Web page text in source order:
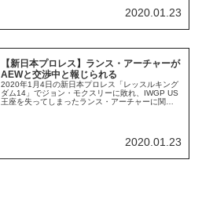
し、キングストンは「レッスルマニアでショー
彼はHBKこそ史上最高のプロレスラーだと考えて
2020.01.23
【新日本プロレス】ランス・アーチャーが
AEWと交渉中と報じられる
2020年1月4日の新日本プロレス「レッスルキング
ダム14」でジョン・モクスリーに敗れ、IWGP US
王座を失ってしまったランス・アーチャーに関す
を行っていると証言しているとのこと。2019年、
2020.01.23